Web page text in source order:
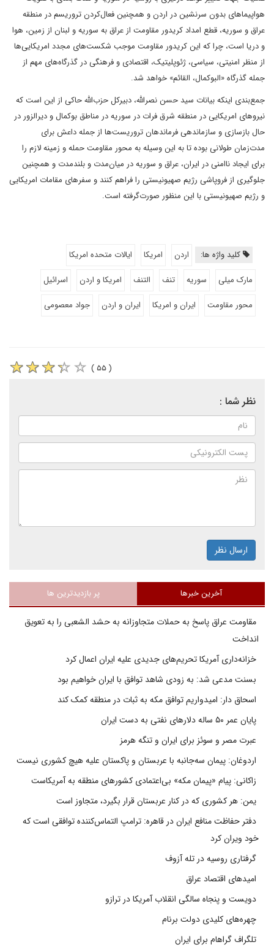
هواپیماهای بدون سرنشین در اردن و همچنین فعال‌کردن تروریسم در منطقه
عراق و سوریه، قطع امداد کریدور مقاومت از عراق به سوریه و لبنان از زمین، هوا
و دریا است، چرا که این کریدور مقاومت موجب شکست‌های مجدد امریکایی‌ها
از منظر امنیتی، سیاسی، ژئوپلیتیک، اقتصادی و فرهنگی در گذرگاه‌های مهم از
جمله گذرگاه «البوکمال، القائم» خواهد شد.
جمع‌بندی اینکه بیانات سید حسن نصرالله، دبیرکل حزب‌الله حاکی از این است که
نیروهای امریکایی در منطقه شرق فرات در سوریه در مناطق بوکمال و دیرالزور در
حال بازسازی و سازماندهی فرماندهان تروریست‌ها از جمله داعش برای
مدت‌زمان طولانی بوده تا به این وسیله به محور مقاومت حمله و زمینه لازم را
برای ایجاد ناامنی در ایران، عراق و سوریه در میان‌مدت و بلندمدت و همچنین
جلوگیری از فروپاشی رژیم صهیونیستی را فراهم کنند و سفرهای مقامات امریکایی
و رژیم صهیونیستی با این منظور صورت‌گرفته است.
کلید واژه ها: اردن امریکا
ایالات متحده امریکا
مارک میلی
سوریه تنف التنف امریکا و اردن
اسرائیل
محور مقاومت
ایران و امریکا ایران و اردن جواد معصومی
( ۵۵ )
نظر شما :
ارسال نظر
آخرین خبرها پر بازدیدترین ها
مقاومت عراق پاسخ به حملات متجاوزانه به حشد الشعبی را به تعویق
انداخت
خزانه‌داری آمریکا تحریم‌های جدیدی علیه ایران اعمال کرد
بسنت مدعی شد: به زودی شاهد توافق با ایران خواهیم بود
اسحاق دار: امیدواریم توافق مکه به ثبات در منطقه کمک کند
پایان عمر ۵۰ ساله دلارهای نفتی به دست ایران
عبرت مصر و سوئز برای ایران و تنگه هرمز
اردوغان: پیمان سه‌جانبه با عربستان و پاکستان علیه هیچ کشوری نیست
زاکانی: پیام «پیمان مکه» بی‌اعتمادی کشورهای منطقه به آمریکاست
یمن: هر کشوری که در کنار عربستان قرار بگیرد، متجاوز است
دفتر حفاظت منافع ایران در قاهره: ترامپ التماس‌کننده توافقی است که
خود ویران کرد
گرفتاری روسیه در تله آزوف
امیدهای اقتصاد عراق
دویست و پنجاه سالگی انقلاب آمریکا در ترازو
چهره‌های کلیدی دولت برنام
تلگراف گراهام برای ایران